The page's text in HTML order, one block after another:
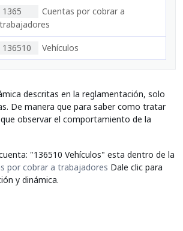
1365
Cuentas por cobrar a
trabajadores
136510 Vehículos
descritas en la reglamentación, solo
De manera que para saber como tratar
observar el comportamiento de la
"136510 Vehículos" esta dentro de la
por cobrar a trabajadores Dale clic para
y dinámica.